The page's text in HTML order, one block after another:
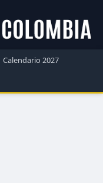
Calendario 2027